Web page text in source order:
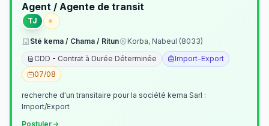
Agent / Agente de transit
TJ
Sté kema / Chama / Ritun
Korba, Nabeul (8033)
CDD - Contrat à Durée Déterminée
Import-Export
07/08
recherche d'un transitaire pour la société kema Sarl :
Import/Export
Postuler